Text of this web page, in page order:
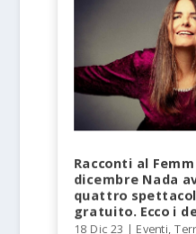
Racconti al
dicembre Nada
quattro
gratuito. Ecco i
18 Dic 23 | Eventi,